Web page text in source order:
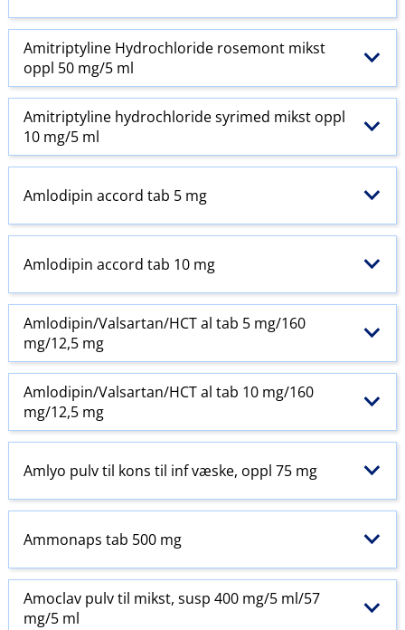
Amitriptyline Hydrochloride rosemont mikst
oppl 50 mg/5 ml
Amitriptyline hydrochloride syrimed mikst oppl
10 mg/5 ml
Amlodipin accord tab 5 mg
Amlodipin accord tab 10 mg
Amlodipin​/​Valsartan​/​HCT al tab 5 mg/160
mg/12,5 mg
Amlodipin​/​Valsartan​/​HCT al tab 10 mg/160
mg/12,5 mg
Amlyo pulv til kons til inf væske, oppl 75 mg
Ammonaps tab 500 mg
Amoclav pulv til mikst, susp 400 mg/5 ml/57
mg/5 ml